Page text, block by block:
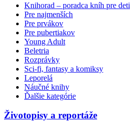
Knihorad – poradca kníh pre deti
Pre najmenších
Pre prvákov
Pre pubertiakov
Young Adult
Beletria
Rozprávky
Sci-fi, fantasy a komiksy
Leporelá
Náučné knihy
Ďalšie kategórie
Životopisy a reportáže